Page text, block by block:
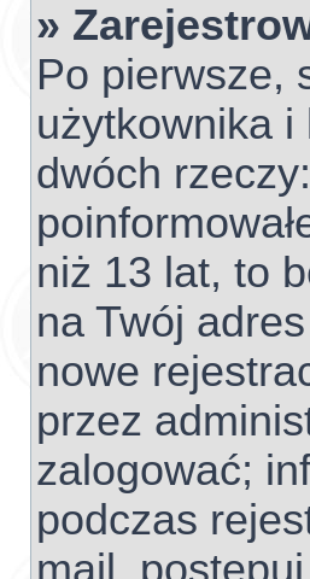
»
Po pierwsze,
użytkownika i
dwóch
niż 13 lat, to
na Twój
nowe
przez
zalogować;
podczas
mail,